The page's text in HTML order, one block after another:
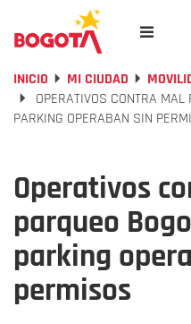
INICIO MI CIUDAD
OPERATIVOS CONTRA MAL
PARKING OPERABAN SIN
Operativos
parqueo
parking
permisos